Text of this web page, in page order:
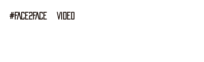
#FACE2FACE VIDEO